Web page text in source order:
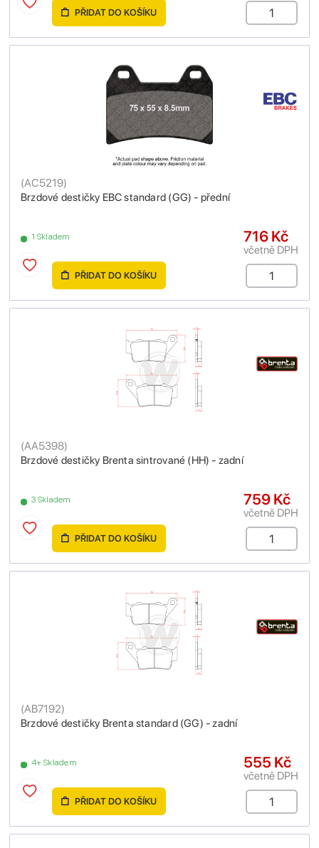
PŘIDAT DO KOŠÍKU
Brzdové destičky EBC standard (GG) - přední
(AC5219)
1 Skladem 716 Kč
včetně DPH
PŘIDAT DO KOŠÍKU
Brzdové destičky Brenta sintrované (HH) - zadní
(AA5398)
3 Skladem 759 Kč
včetně DPH
PŘIDAT DO KOŠÍKU
Brzdové destičky Brenta standard (GG) - zadní
(AB7192)
4+ Skladem 555 Kč
včetně DPH
PŘIDAT DO KOŠÍKU